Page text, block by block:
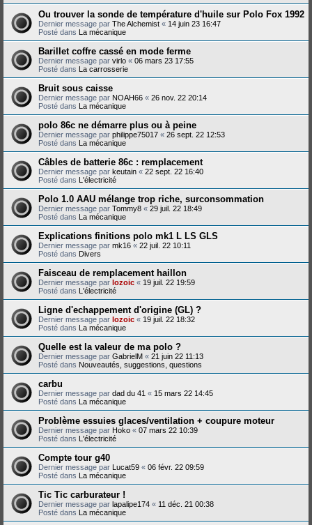
Ou trouver la sonde de température d'huile sur Polo Fox 1992
Dernier message par The Alchemist « 14 juin 23 16:47
Posté dans La mécanique
Barillet coffre cassé en mode ferme
Dernier message par virlo « 06 mars 23 17:55
Posté dans La carrosserie
Bruit sous caisse
Dernier message par NOAH66 « 26 nov. 22 20:14
Posté dans La mécanique
polo 86c ne démarre plus ou à peine
Dernier message par philippe75017 « 26 sept. 22 12:53
Posté dans La mécanique
Câbles de batterie 86c : remplacement
Dernier message par keutain « 22 sept. 22 16:40
Posté dans L'électricité
Polo 1.0 AAU mélange trop riche, surconsommation
Dernier message par Tommy8 « 29 juil. 22 18:49
Posté dans La mécanique
Explications finitions polo mk1 L LS GLS
Dernier message par mk16 « 22 juil. 22 10:11
Posté dans Divers
Faisceau de remplacement haillon
Dernier message par lozoic « 19 juil. 22 19:59
Posté dans L'électricité
Ligne d'echappement d'origine (GL) ?
Dernier message par lozoic « 19 juil. 22 18:32
Posté dans La mécanique
Quelle est la valeur de ma polo ?
Dernier message par GabrielM « 21 juin 22 11:13
Posté dans Nouveautés, suggestions, questions
carbu
Dernier message par dad du 41 « 15 mars 22 14:45
Posté dans La mécanique
Problème essuies glaces/ventilation + coupure moteur
Dernier message par Hoko « 07 mars 22 10:39
Posté dans L'électricité
Compte tour g40
Dernier message par Lucat59 « 06 févr. 22 09:59
Posté dans La mécanique
Tic Tic carburateur !
Dernier message par lapalipe174 « 11 déc. 21 00:38
Posté dans La mécanique